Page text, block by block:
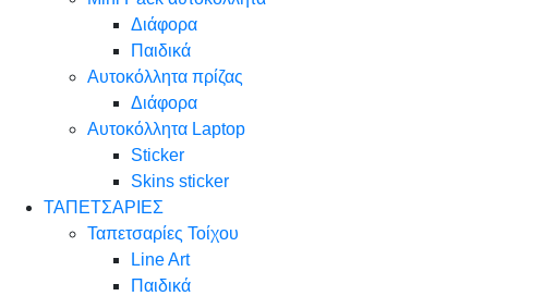
Διάφορα
Παιδικά
Αυτοκόλλητα πρίζας
Διάφορα
Αυτοκόλλητα Laptop
Sticker
Skins sticker
ΤΑΠΕΤΣΑΡΙΕΣ
Ταπετσαρίες Τοίχου
Line Art
Παιδικά